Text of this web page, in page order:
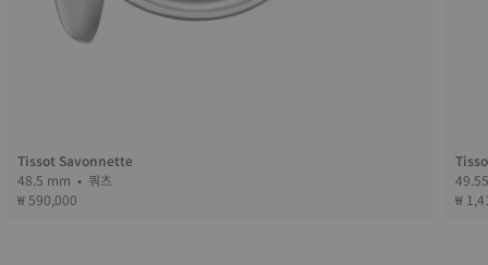
Tissot Savonnette
48.5 mm • 쿼츠
₩ 590,000
₩